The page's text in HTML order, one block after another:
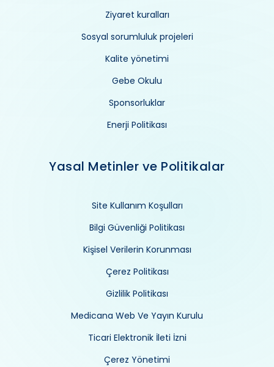
Ziyaret kuralları
Sosyal sorumluluk projeleri
Kalite yönetimi
Gebe Okulu
Sponsorluklar
Enerji Politikası
Yasal Metinler ve Politikalar
Site Kullanım Koşulları
Bilgi Güvenliği Politikası
Kişisel Verilerin Korunması
Çerez Politikası
Gizlilik Politikası
Medicana Web Ve Yayın Kurulu
Ticari Elektronik İleti İzni
Çerez Yönetimi